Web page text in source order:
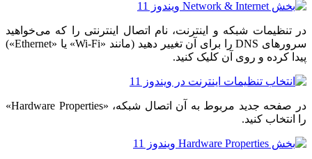
در تنظیمات شبکه و اینترنت، نام اتصال اینترنتی را که می‌خواهید
سرورهای DNS را برای آن تغییر دهید (مانند «Wi-Fi» یا «Ethernet»)
پیدا کرده و روی آن کلیک کنید.
در صفحه جدید مربوط به آن اتصال شبکه، «Hardware Properties»
را انتخاب کنید.